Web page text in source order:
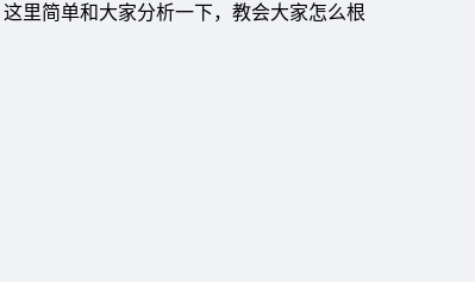
里简单和大家分析一下，教会大家怎么根